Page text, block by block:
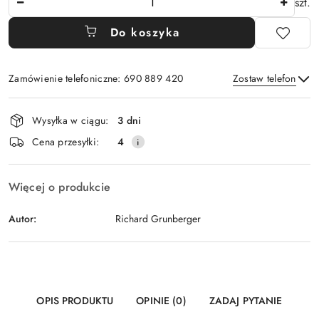
Do koszyka
Zamówienie telefoniczne: 690 889 420 Zostaw telefon
Wyślij
Dostępność
i
dostawa
Wysyłka w ciągu:
3 dni
Cena przesyłki:
4
Więcej o produkcie
Autor: Richard Grunberger
OPIS PRODUKTU OPINIE (0) ZADAJ PYTANIE